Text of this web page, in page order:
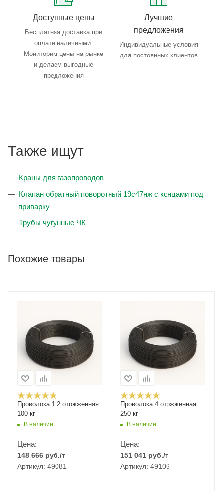
Доступные цены
Бесплатная доставка при
оплате наличными.
Мониторим цены на рынке
и делаем выгодные
предложения
Лучшие
предложения
Индивидуальные условия
для постоянных клиентов
Также ищут
Краны для газопроводов
Клапан обратный поворотный 19с47нж с концами под
приварку
Трубы чугунные ЧК
Похожие товары
Проволока 1.2 отожженная
100 кг
В наличии
Цена:
148 666 руб./т
Артикул: 49081
Проволока 4 отожженная
250 кг
В наличии
Цена:
151 041 руб./т
Артикул: 49106